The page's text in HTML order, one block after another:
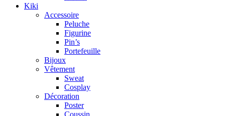
Kiki
Accessoire
Peluche
Figurine
Pin’s
Portefeuille
Bijoux
Vêtement
Sweat
Cosplay
Décoration
Poster
Coussin